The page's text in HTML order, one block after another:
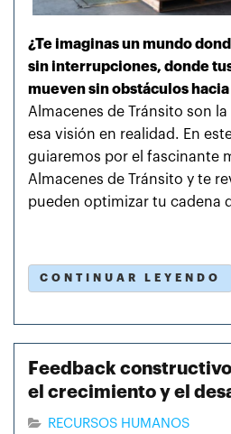
¿Te imaginas un mundo
sin interrupciones, donde
mueven sin obstáculos
Almacenes de Tránsito son
esa visión en realidad. En
guiaremos por el fascinante
Almacenes de Tránsito y te
pueden optimizar tu cadena
CONTINUAR LEYENDO
Feedback
el crecimiento y el
RECURSOS HUMANOS